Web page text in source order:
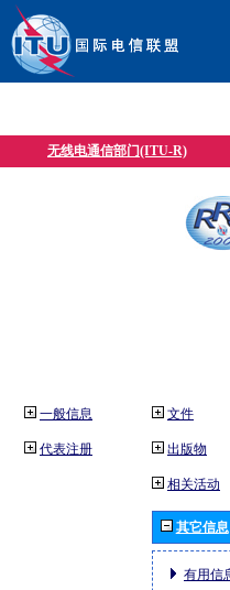
无线电通信部门(ITU-R)
一般信息
代表注册
文件
出版物
相关活动
其它信息
有用信